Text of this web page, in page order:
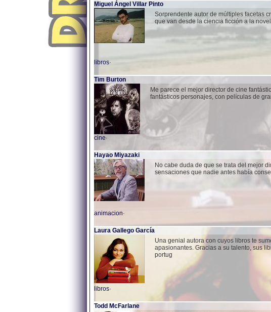
Miguel Ángel Villar Pinto
Sorprendente autor de múltiples facetas
que van desde la ciencia ficción a la
libros·
Tim Burton
Me parece el mejor director de cine
fantásticos personajes, con películas de
cine·
Hayao Miyazaki
No cabe duda de que se trata del mejor
sensaciones que nadie antes había
animacion·
Laura Gallego García
Una genial autora con cuyos libros te
apasionantes. Gracias a su talento, sus
portug
libros·
Todd McFarlane